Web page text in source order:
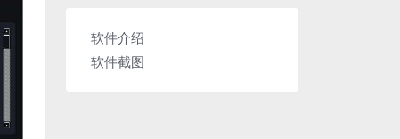
软件介绍
软件截图